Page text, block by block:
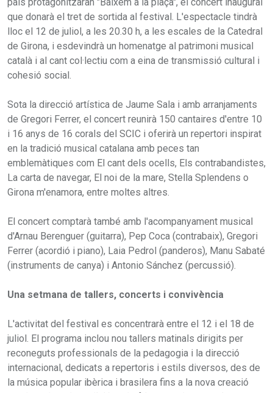
que donarà el tret de sortida al festival. L'espectacle tindrà
lloc el 12 de juliol, a les 20.30 h, a les escales de la Catedral
de Girona, i esdevindrà un homenatge al patrimoni musical
català i al cant col·lectiu com a eina de transmissió cultural i
cohesió social.
Sota la direcció artística de Jaume Sala i amb arranjaments
de Gregori Ferrer, el concert reunirà 150 cantaires d'entre 10
i 16 anys de 16 corals del SCIC i oferirà un repertori inspirat
en la tradició musical catalana amb peces tan
emblemàtiques com El cant dels ocells, Els contrabandistes,
La carta de navegar, El noi de la mare, Stella Splendens o
Girona m'enamora, entre moltes altres.
El concert comptarà també amb l'acompanyament musical
d'Arnau Berenguer (guitarra), Pep Coca (contrabaix), Gregori
Ferrer (acordió i piano), Laia Pedrol (panderos), Manu Sabaté
(instruments de canya) i Antonio Sánchez (percussió).
Una setmana de tallers, concerts i convivència
L'activitat del festival es concentrarà entre el 12 i el 18 de
juliol. El programa inclou nou tallers matinals dirigits per
reconeguts professionals de la pedagogia i la direcció
internacional, dedicats a repertoris i estils diversos, des de
la música popular ibèrica i brasilera fins a la nova creació